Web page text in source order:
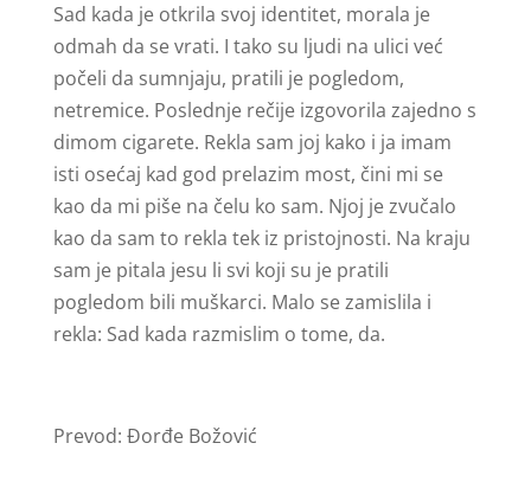
Sad kada je otkrila svoj identitet, morala je
odmah da se vrati. I tako su ljudi na ulici već
počeli da sumnjaju, pratili je pogledom,
netremice. Poslednje rečije izgovorila zajedno s
dimom cigarete. Rekla sam joj kako i ja imam
isti osećaj kad god prelazim most, čini mi se
kao da mi piše na čelu ko sam. Njoj je zvučalo
kao da sam to rekla tek iz pristojnosti. Na kraju
sam je pitala jesu li svi koji su je pratili
pogledom bili muškarci. Malo se zamislila i
rekla: Sad kada razmislim o tome, da.
Prevod: Đorđe Božović